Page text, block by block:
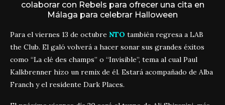
colaborar con Rebels para ofrecer una cita en
Málaga para celebrar Halloween
Para el viernes 13 de octubre NTO también regresa a LAB
the Club. El galó volverá a hacer sonar sus grandes éxitos
como “La clé des champs” o “Invisible”, tema al cual Paul
Kalkbrenner hizo un remix de él. Estará acompañado de Alba
Franch y el residente Dark Places.